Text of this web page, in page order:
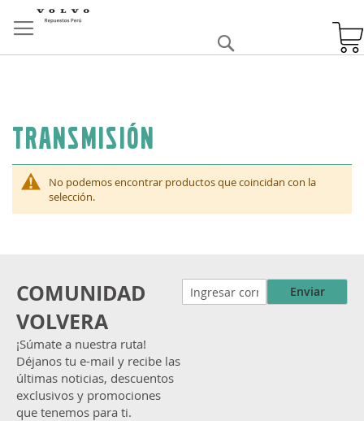
to
Content
Transmisión
No podemos encontrar productos que coincidan con la
selección.
COMUNIDAD
VOLVERA
¡Súmate a nuestra ruta!
Déjanos tu e-mail y recibe las
últimas noticias, descuentos
exclusivos y promociones
que tenemos para ti.
Enviar